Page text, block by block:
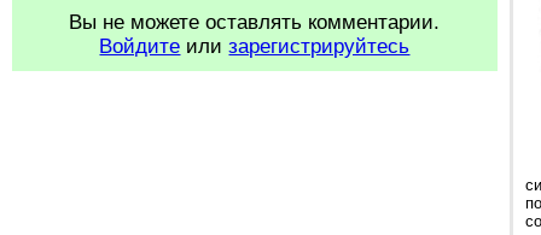
Вы не можете оставлять комментарии.
Войдите илизарегистрируйтесь